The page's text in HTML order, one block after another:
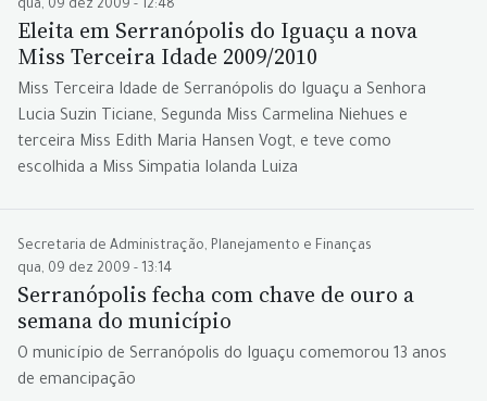
qua, 09 dez 2009 - 12:48
Eleita em Serranópolis do Iguaçu a nova
Miss Terceira Idade 2009/2010
Miss Terceira Idade de Serranópolis do Iguaçu a Senhora
Lucia Suzin Ticiane, Segunda Miss Carmelina Niehues e
terceira Miss Edith Maria Hansen Vogt, e teve como
escolhida a Miss Simpatia Iolanda Luiza
Secretaria de Administração, Planejamento e Finanças
qua, 09 dez 2009 - 13:14
Serranópolis fecha com chave de ouro a
semana do município
O município de Serranópolis do Iguaçu comemorou 13 anos
de emancipação